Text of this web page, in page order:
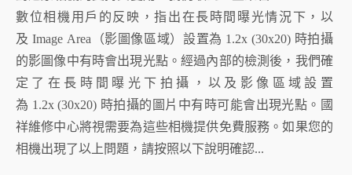
數位相機用戶的反映，指出在長時間曝光情況下，以
及 Image Area（影圖像區域）設置為 1.2x (30x20) 時拍攝
的影圖像中有時會出現光點。經過內部的檢測後，我們確
定了在長時間曝光下拍攝，以及影像區域設置
為 1.2x (30x20) 時拍攝的圖片中有時可能會出現光點。國
祥維修中心將視需要為這些相機提供免費服務。如果您的
相機出現了以上問題，請按照以下說明確認...